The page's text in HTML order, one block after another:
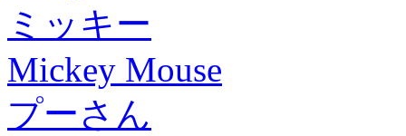
ミッキー
Mickey Mouse
プーさん